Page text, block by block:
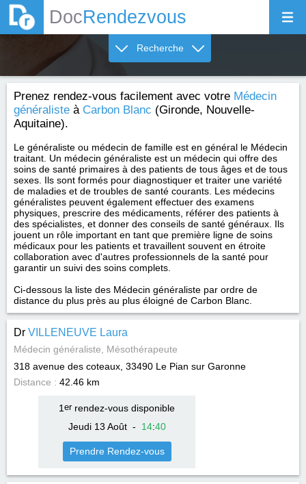
DocRendezvous
Recherche
Prenez rendez-vous facilement avec votre Médecin
généraliste à Carbon Blanc (Gironde, Nouvelle-
Aquitaine).
Le généraliste ou médecin de famille est en général le Médecin
traitant. Un médecin généraliste est un médecin qui offre des
soins de santé primaires à des patients de tous âges et de tous
sexes. Ils sont formés pour diagnostiquer et traiter une variété
de maladies et de troubles de santé courants. Les médecins
généralistes peuvent également effectuer des examens
physiques, prescrire des médicaments, référer des patients à
des spécialistes, et donner des conseils de santé généraux. Ils
jouent un rôle important en tant que première ligne de soins
médicaux pour les patients et travaillent souvent en étroite
collaboration avec d'autres professionnels de la santé pour
garantir un suivi des soins complets.
Ci-dessous la liste des Médecin généraliste par ordre de
distance du plus près au plus éloigné de Carbon Blanc.
Dr VILLENEUVE Laura
Médecin généraliste, Mésothérapeute
318 avenue des coteaux, 33490 Le Pian sur Garonne
Distance : 42.46 km
1 errendez-vous disponible
Jeudi 13 Août- 14:40
Prendre Rendez-vous